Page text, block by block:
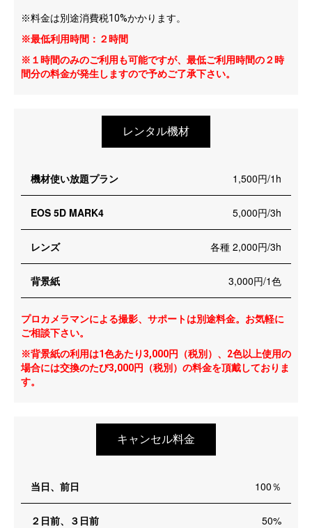
※料金は別途消費税10%かかります。
※最低利用時間：２時間
※１時間のみのご利用も可能ですが、最低ご利用時間の２時
間分の料金が発生しますので予めご了承下さい。
レンタル機材
機材使い放題プラン 1,500円/1h
EOS 5D MARK4 5,000円/3h
レンズ 各種 2,000円/3h
背景紙 3,000円/1色
プロカメラマンによる撮影、サポートは別途料金。お気軽に
ご相談下さい。
※背景紙の利用は1色あたり3,000円（税別）、2色以上使用の
場合には交換のたび3,000円（税別）の料金を頂戴しておりま
す。
キャンセル料金
当日、前日 100％
２日前、３日前 50%